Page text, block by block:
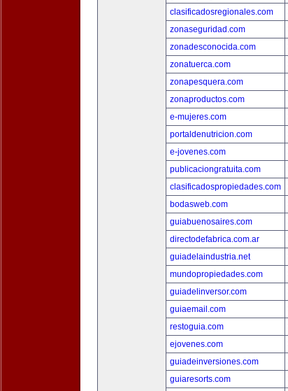
clasificadosregionales.com
zonaseguridad.com
zonadesconocida.com
zonatuerca.com
zonapesquera.com
zonaproductos.com
e-mujeres.com
portaldenutricion.com
e-jovenes.com
publicaciongratuita.com
clasificadospropiedades.com
bodasweb.com
guiabuenosaires.com
directodefabrica.com.ar
guiadelaindustria.net
mundopropiedades.com
guiadelinversor.com
guiaemail.com
restoguia.com
ejovenes.com
guiadeinversiones.com
guiaresorts.com